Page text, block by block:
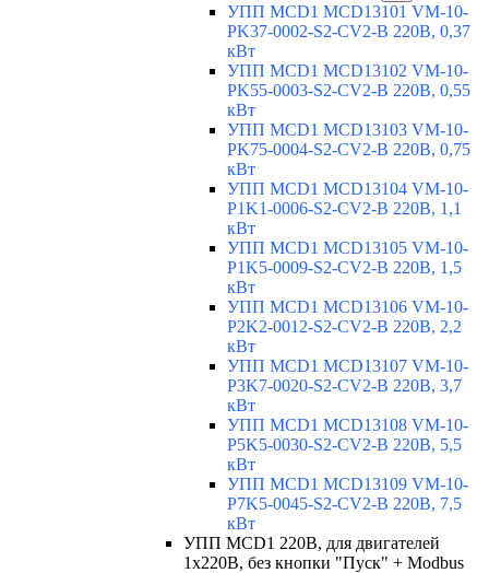
УПП MCD1 MCD13101 VM-10-
PK37-0002-S2-CV2-B 220В, 0,37
кВт
УПП MCD1 MCD13102 VM-10-
PK55-0003-S2-CV2-B 220В, 0,55
кВт
УПП MCD1 MCD13103 VM-10-
PK75-0004-S2-CV2-B 220В, 0,75
кВт
УПП MCD1 MCD13104 VM-10-
P1K1-0006-S2-CV2-B 220В, 1,1
кВт
УПП MCD1 MCD13105 VM-10-
P1K5-0009-S2-CV2-B 220В, 1,5
кВт
УПП MCD1 MCD13106 VM-10-
P2K2-0012-S2-CV2-B 220В, 2,2
кВт
УПП MCD1 MCD13107 VM-10-
P3K7-0020-S2-CV2-B 220В, 3,7
кВт
УПП MCD1 MCD13108 VM-10-
P5K5-0030-S2-CV2-B 220В, 5,5
кВт
УПП MCD1 MCD13109 VM-10-
P7K5-0045-S2-CV2-B 220В, 7,5
кВт
УПП MCD1 220В, для двигателей
1х220В, без кнопки "Пуск" + Modbus